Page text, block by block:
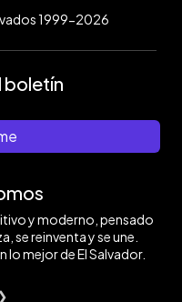
1999-2026
boletín
y moderno, pensado
se reinventa y se une.
mejor de El Salvador.